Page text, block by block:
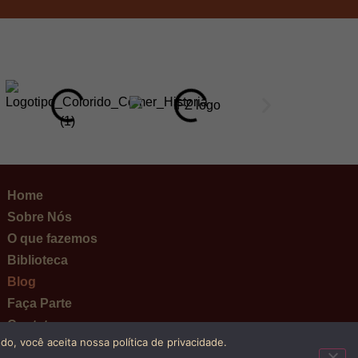
Home
Sobre Nós
O que fazemos
Biblioteca
Blog
Faça Parte
Contato
você aceita nossa política de privacidade.